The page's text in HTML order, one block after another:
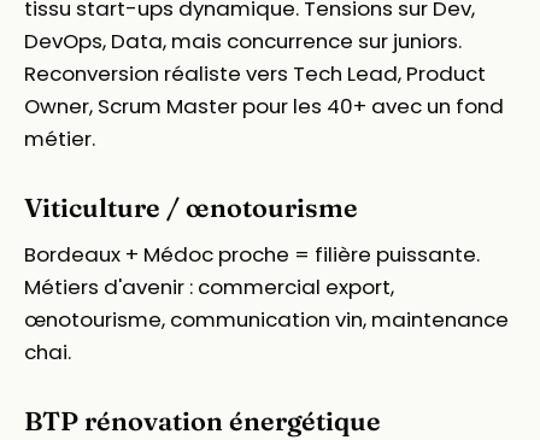
tissu start-ups dynamique. Tensions sur Dev,
DevOps, Data, mais concurrence sur juniors.
Reconversion réaliste vers Tech Lead, Product
Owner, Scrum Master pour les 40+ avec un fond
métier.
Viticulture / œnotourisme
Bordeaux + Médoc proche = filière puissante.
Métiers d'avenir : commercial export,
œnotourisme, communication vin, maintenance
chai.
BTP rénovation énergétique